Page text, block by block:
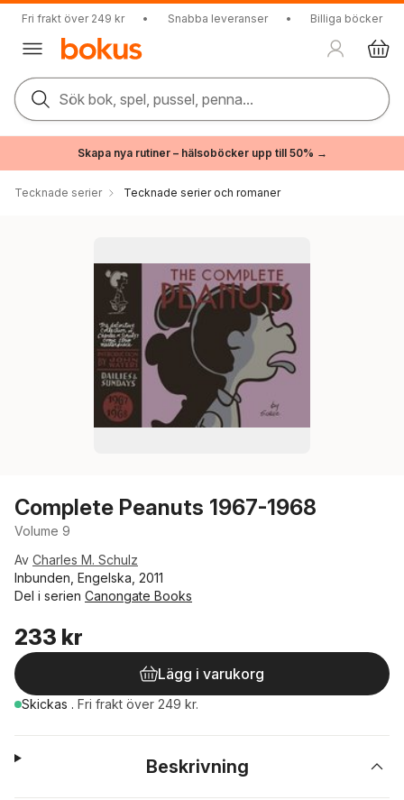
Fri frakt över 249 kr • Snabba leveranser • Billiga böcker
Sök bok, spel, pussel, penna...
Skapa nya rutiner – hälsoböcker upp till 50% →
Tecknade serier Tecknade serier och romaner
Complete Peanuts 1967-1968
Volume 9
Av Charles M. Schulz
Inbunden, Engelska, 2011
Del i serien Canongate Books
233 kr
Lägg i varukorg
Skickas . Fri frakt över 249 kr.
Beskrivning